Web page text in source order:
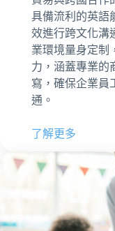
具備流利的英語
效進行跨文化溝
業環境量身定制
力，涵蓋專業的
寫，確保企業員
通。
了解更多